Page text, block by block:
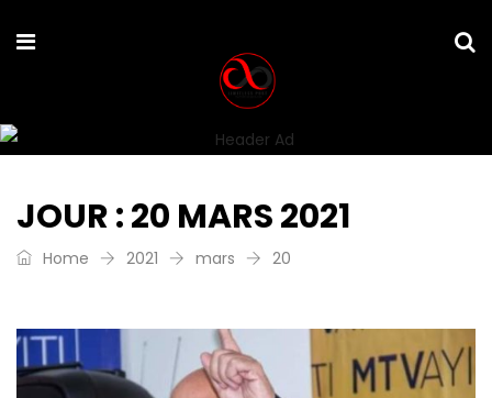
JOUR :20 MARS 2021
Home 2021 mars 20